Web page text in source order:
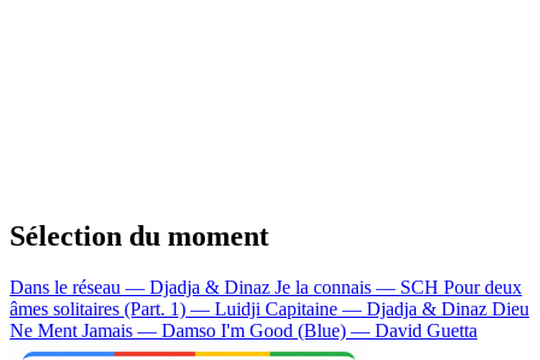
Sélection du moment
Dans le réseau — Djadja & Dinaz Je la connais — SCH Pour deux
âmes solitaires (Part. 1) — Luidji Capitaine — Djadja & Dinaz Dieu
Ne Ment Jamais — Damso I'm Good (Blue) — David Guetta